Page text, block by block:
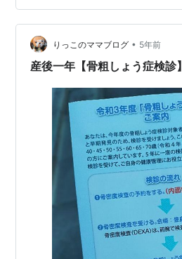
わったのか・・・？ 経験を重ね
だけど まだまだ頼りなくて、フ
いない私。 幼い頃に知った…
りっこのママブログ • 5年前
産後一年【骨粗しょう症検診